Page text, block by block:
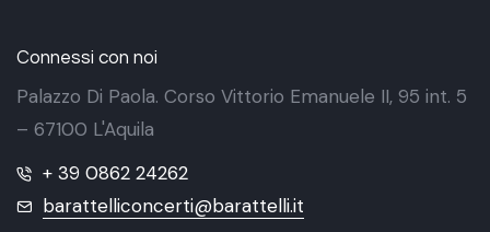
Connessi con noi
Palazzo Di Paola. Corso Vittorio Emanuele II, 95 int. 5
– 67100 L'Aquila
+ 39 0862 24262
barattelliconcerti@barattelli.it